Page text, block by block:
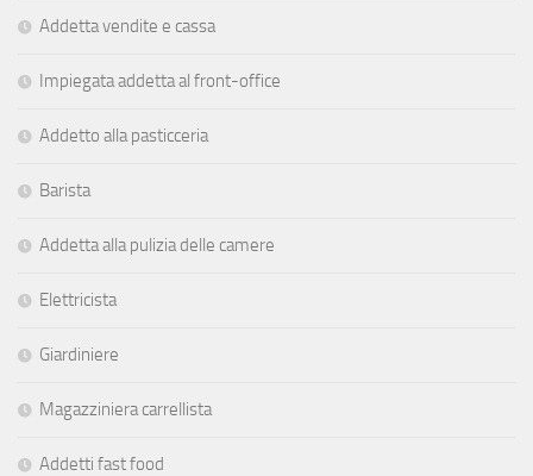
Addetta vendite e cassa
Impiegata addetta al front-office
Addetto alla pasticceria
Barista
Addetta alla pulizia delle camere
Elettricista
Giardiniere
Magazziniera carrellista
Addetti fast food